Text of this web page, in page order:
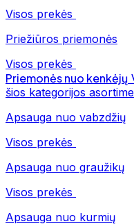
Visos prekės
Priežiūros priemonės
Visos prekės
Priemonės nuo kenkėjų
šios kategorijos
Apsauga nuo vabzdžių
Visos prekės
Apsauga nuo graužikų
Visos prekės
Apsauga nuo kurmių